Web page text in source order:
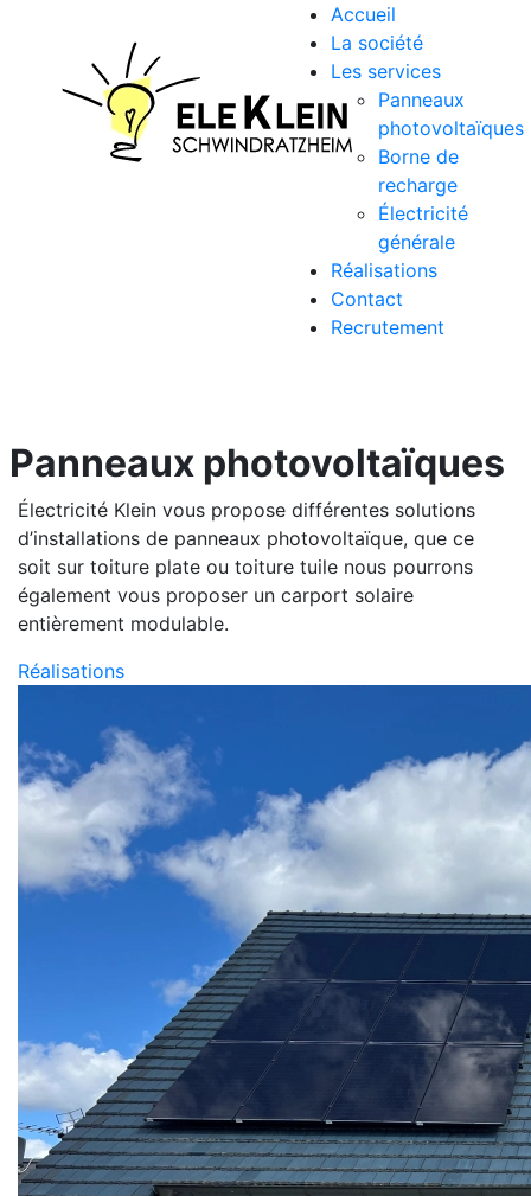
Accueil
La société
Les services
Panneaux
photovoltaïques
Borne de
recharge
Électricité
générale
Réalisations
Contact
Recrutement
Panneaux photovoltaïques
Électricité Klein vous propose différentes solutions
d’installations de panneaux photovoltaïque, que ce
soit sur toiture plate ou toiture tuile nous pourrons
également vous proposer un carport solaire
entièrement modulable.
Réalisations